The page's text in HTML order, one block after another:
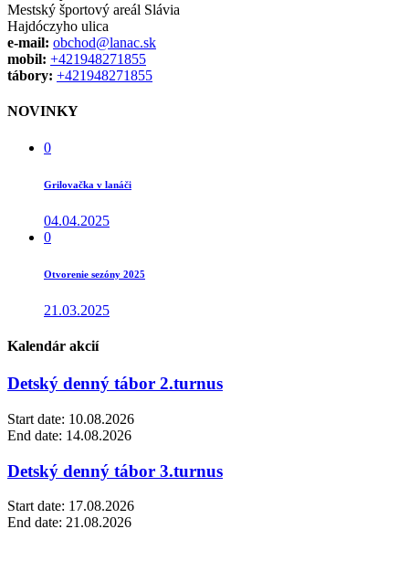
Mestský športový areál Slávia
Hajdóczyho ulica
e-mail: obchod@lanac.sk
mobil: +421948271855
tábory: +421948271855
NOVINKY
0
Grilovačka v lanáči
04.04.2025
0
Otvorenie sezóny 2025
21.03.2025
Kalendár akcií
Detský denný tábor 2.turnus
Start date: 10.08.2026
End date: 14.08.2026
Detský denný tábor 3.turnus
Start date: 17.08.2026
End date: 21.08.2026